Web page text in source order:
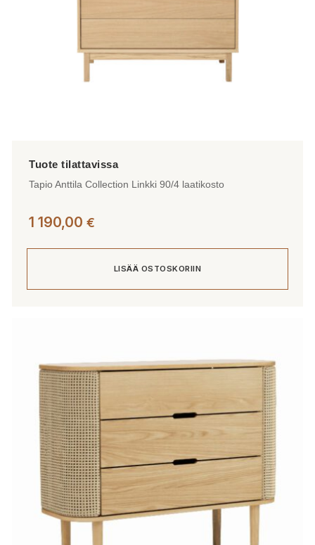
Tapio Anttila Collection Linkki 90/4 laatikosto
1 190,00 €
LISÄÄ OSTOSKORIIN